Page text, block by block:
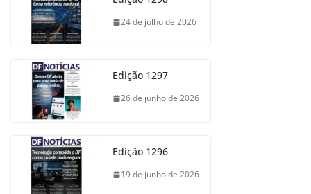
24 de julho de 2026
Edição 1297
26 de junho de 2026
Edição 1296
19 de junho de 2026